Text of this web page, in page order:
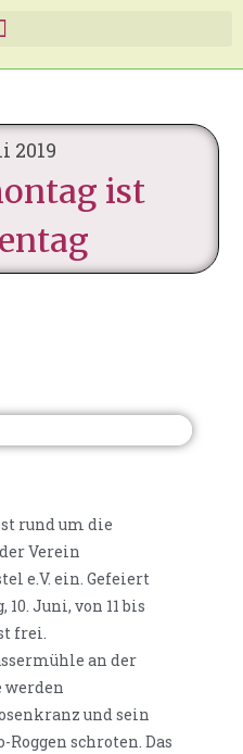
2019
ist
rund um die
Verein
e.V. ein. Gefeiert
Juni, von 11 bis
frei.
an der
werden
und sein
schroten. Das